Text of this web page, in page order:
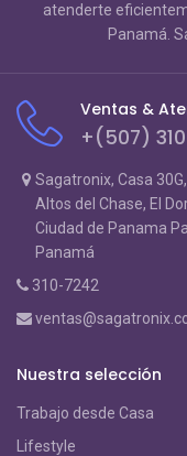
atenderte
Panamá.
Ventas &
+(507)
Sagatronix, Casa
Altos del Chase, El
Ciudad de Panama
Panamá
310-7242
Nuestra selección
Trabajo desde Casa
Lifestyle